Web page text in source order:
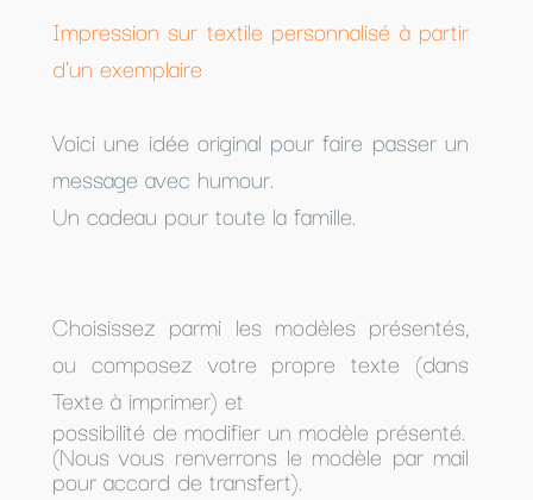
Impression sur textile personnalisé à partir
d'un exemplaire
Voici une idée original pour faire passer un
message avec humour.
Un cadeau pour toute la famille.
Choisissez parmi les modèles présentés,
ou composez votre propre texte (dans
Texte à imprimer) et
possibilité de modifier un modèle présenté.
(Nous vous renverrons le modèle par mail
pour accord de transfert).